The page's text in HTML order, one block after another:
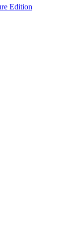
Edition